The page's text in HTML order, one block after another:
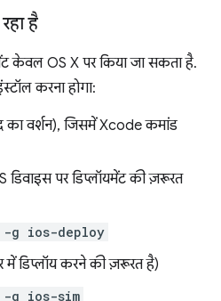
है
केवल OS X पर किया जा सकता है.
करना होगा:
का वर्शन), जिसमें Xcode कमांड
डिवाइस पर डिप्लॉयमेंट की ज़रूरत
g ios-deploy
में डिप्लॉय करने की ज़रूरत है)
g ios-sim